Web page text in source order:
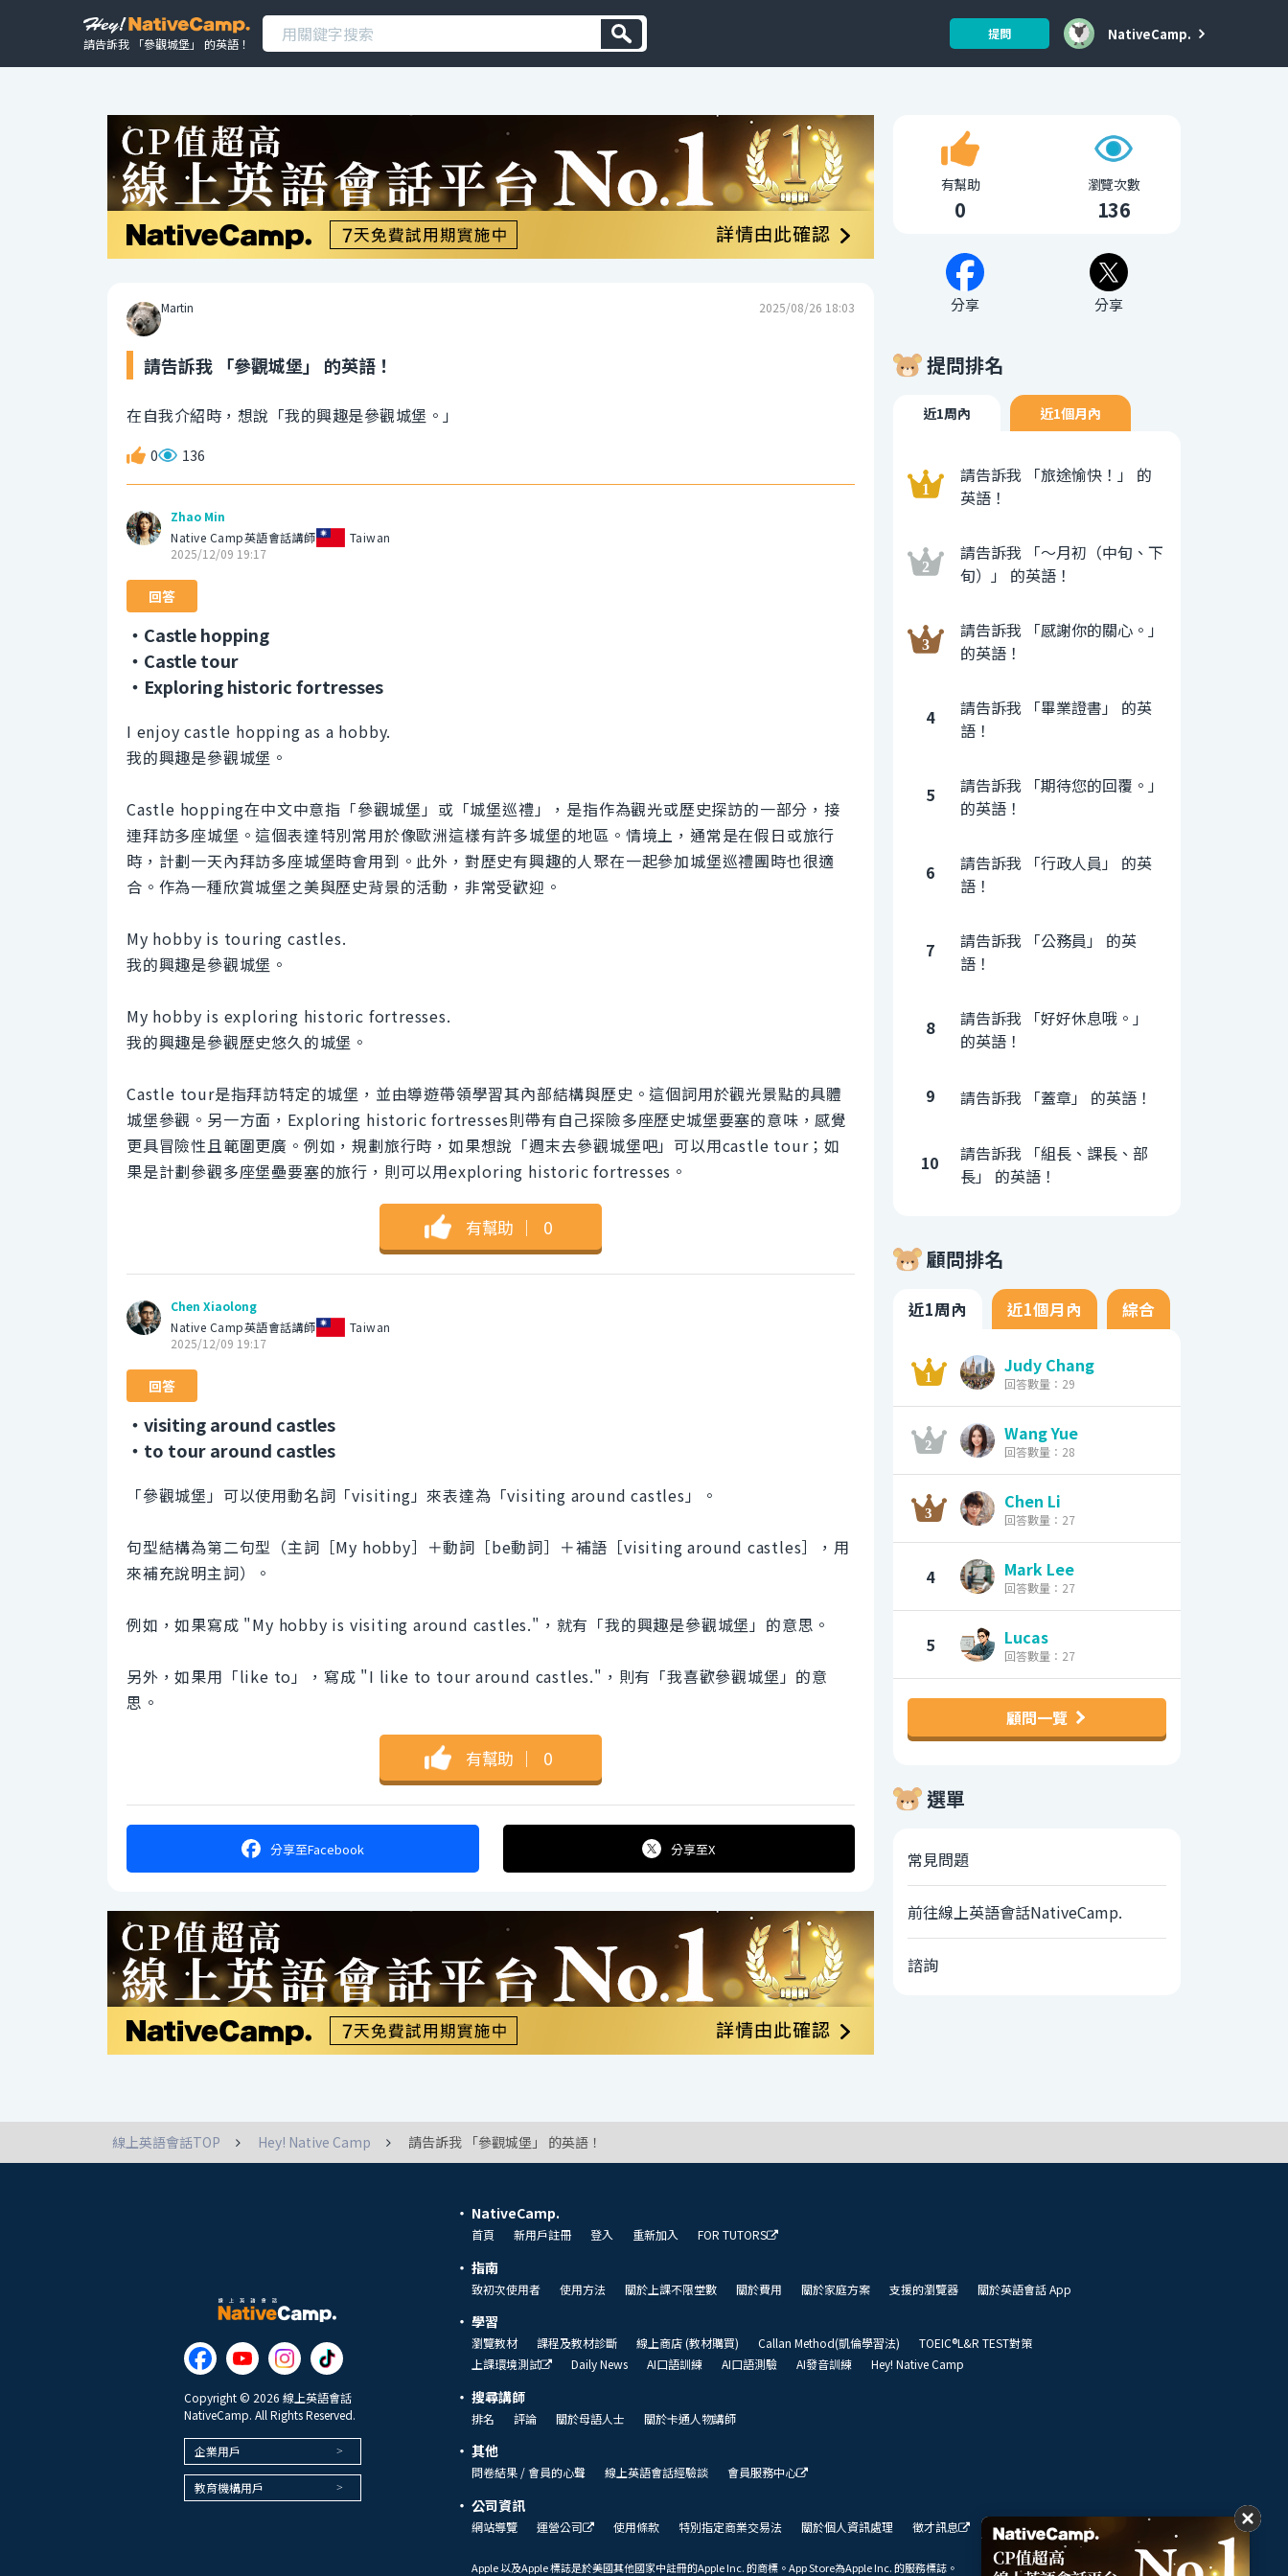
請告訴我 「參觀城堡」 的英語！
提問 NativeCamp.
Martin 2025/08/26 18:03
請告訴我 「參觀城堡」 的英語！
在自我介紹時，想說「我的興趣是參觀城堡。」
0 136
Zhao Min
Native Camp英語會話講師
Taiwan
2025/12/09 19:17
回答
・Castle hopping
・Castle tour
・Exploring historic fortresses
I enjoy castle hopping as a hobby.
我的興趣是參觀城堡。
Castle hopping在中文中意指「參觀城堡」或「城堡巡禮」，是指作為觀光或歷史探訪的一部分，接
連拜訪多座城堡。這個表達特別常用於像歐洲這樣有許多城堡的地區。情境上，通常是在假日或旅行
時，計劃一天內拜訪多座城堡時會用到。此外，對歷史有興趣的人聚在一起參加城堡巡禮團時也很適
合。作為一種欣賞城堡之美與歷史背景的活動，非常受歡迎。
My hobby is touring castles.
我的興趣是參觀城堡。
My hobby is exploring historic fortresses.
我的興趣是參觀歷史悠久的城堡。
Castle tour是指拜訪特定的城堡，並由導遊帶領學習其內部結構與歷史。這個詞用於觀光景點的具體
城堡參觀。另一方面，Exploring historic fortresses則帶有自己探險多座歷史城堡要塞的意味，感覺
更具冒險性且範圍更廣。例如，規劃旅行時，如果想說「週末去參觀城堡吧」可以用castle tour；如
果是計劃參觀多座堡壘要塞的旅行，則可以用exploring historic fortresses。
有幫助 ｜ 0
Chen Xiaolong
Native Camp英語會話講師
Taiwan
2025/12/09 19:17
回答
・visiting around castles
・to tour around castles
「參觀城堡」可以使用動名詞「visiting」來表達為「visiting around castles」。
句型結構為第二句型（主詞［My hobby］＋動詞［be動詞］＋補語［visiting around castles］，用
來補充說明主詞）。
例如，如果寫成 "My hobby is visiting around castles."，就有「我的興趣是參觀城堡」的意思。
另外，如果用「like to」，寫成 "I like to tour around castles."，則有「我喜歡參觀城堡」的意
思。
有幫助 ｜ 0
分享至Facebook 分享至X
有幫助
0
瀏覽次數
136
分享 分享
提問排名
近1周內 近1個月內
請告訴我 「旅途愉快！」 的
英語！
請告訴我 「〜月初（中旬、下
旬）」 的英語！
請告訴我 「感謝你的關心。」
的英語！
4
請告訴我 「畢業證書」 的英
語！
5
請告訴我 「期待您的回覆。」
的英語！
6
請告訴我 「行政人員」 的英
語！
7
請告訴我 「公務員」 的英
語！
8
請告訴我 「好好休息哦。」
的英語！
9 請告訴我 「蓋章」 的英語！
10
請告訴我 「組長、課長、部
長」 的英語！
顧問排名
近1周內 近1個月內 綜合
Judy Chang
回答數量：29
Wang Yue
回答數量：28
Chen Li
回答數量：27
4 Mark Lee
回答數量：27
5 Lucas
回答數量：27
顧問一覽
選單
常見問題
前往線上英語會話NativeCamp.
諮詢
線上英語會話TOP Hey! Native Camp 請告訴我 「參觀城堡」 的英語！
Copyright © 2026 線上英語會話
NativeCamp. All Rights Reserved.
企業用戶
教育機構用戶
NativeCamp.
首頁 新用戶註冊 登入 重新加入 FOR TUTORS
指南
致初次使用者 使用方法 關於上課不限堂數 關於費用 關於家庭方案 支援的瀏覽器 關於英語會話 App
學習
瀏覽教材 課程及教材診斷 線上商店 (教材購買) Callan Method(凱倫學習法)
TOEIC®L&R TEST對策
上課環境測試
Daily News AI口語訓練 AI口語測驗 AI發音訓練 Hey! Native Camp
搜尋講師
排名 評論 關於母語人士 關於卡通人物講師
其他
問卷結果 / 會員的心聲 線上英語會話經驗談 會員服務中心
公司資訊
網站導覽 運營公司 使用條款 特別指定商業交易法 關於個人資訊處理 徵才訊息 我們的展望
Apple 以及Apple 標誌是於美國其他國家中註冊的Apple Inc. 的商標。App Store為Apple Inc. 的服務標誌。